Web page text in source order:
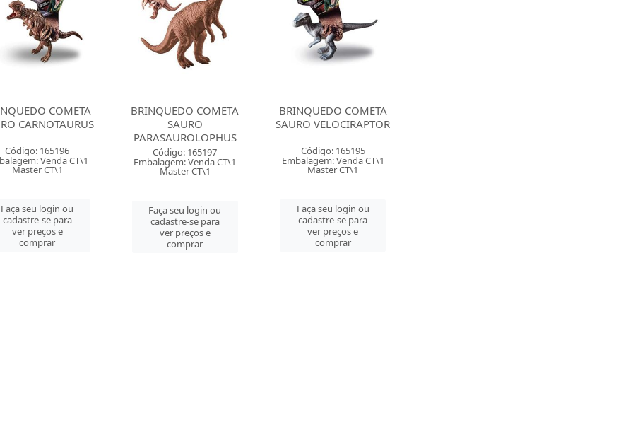
COMETA
CARNOTAURUS
Código: 165196
Venda CT\1
Master CT\1
Faça seu login ou
cadastre-se para
ver preços e
comprar
BRINQUEDO COMETA
SAURO
PARASAUROLOPHUS
Código: 165197
Embalagem: Venda CT\1
Master CT\1
Faça seu login ou
cadastre-se para
ver preços e
comprar
BRINQUEDO COMETA
SAURO VELOCIRAPTOR
Código: 165195
Embalagem: Venda CT\1
Master CT\1
Faça seu login ou
cadastre-se para
ver preços e
comprar